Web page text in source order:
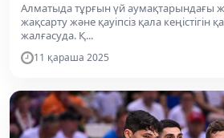
Алматыда тұрғын үй аумақтарындағы
жақсарту және қауіпсіз қала
жалғасуда. Қ...
11 қараша 2025